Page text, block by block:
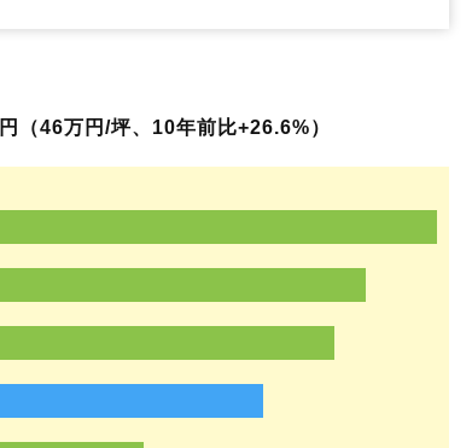
（46万円/坪、10年前比+26.6%）